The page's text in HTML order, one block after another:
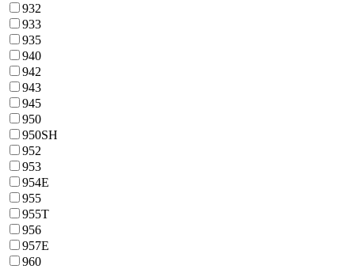
932
933
935
940
942
943
945
950
950SH
952
953
954E
955
955T
956
957E
960